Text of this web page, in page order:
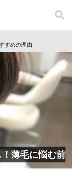
すめの理由
薄毛に悩む前